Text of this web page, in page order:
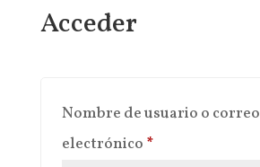
Acceder
Nombre de usuario o correo
electrónico *Obligatorio